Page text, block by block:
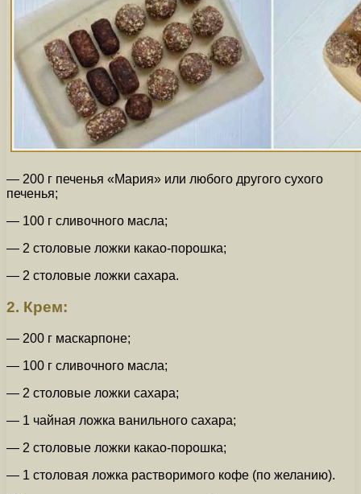
— 200 г печенья «Мария» или любого другого сухого
печенья;
— 100 г сливочного масла;
— 2 столовые ложки какао-порошка;
— 2 столовые ложки сахара.
2. Крем:
— 200 г маскарпоне;
— 100 г сливочного масла;
— 2 столовые ложки сахара;
— 1 чайная ложка ванильного сахара;
— 2 столовые ложки какао-порошка;
— 1 столовая ложка растворимого кофе (по желанию).